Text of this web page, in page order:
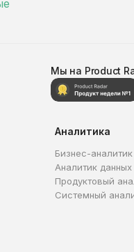
Мы на Product
Аналитика
Бизнес-аналитик
Аналитик данных
Продуктовый
Системный